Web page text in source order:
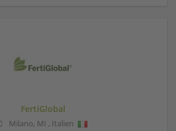
FertiGlobal
Milano, MI , Italien